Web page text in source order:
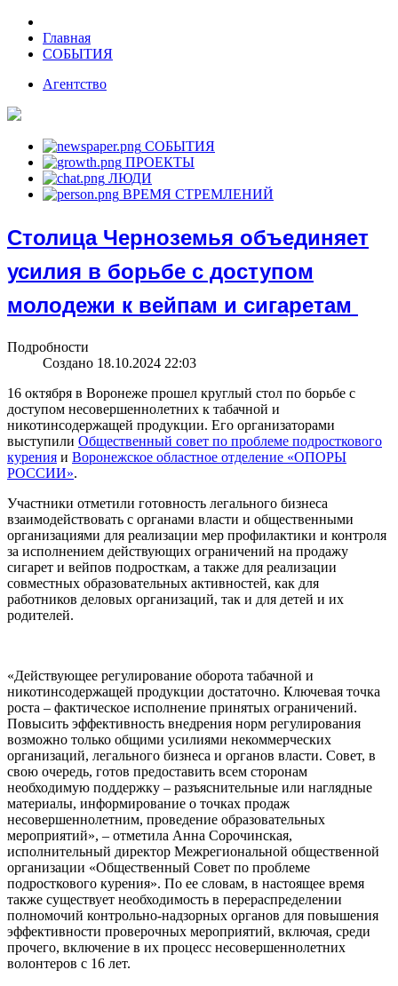
Главная
СОБЫТИЯ
Агентство
СОБЫТИЯ
ПРОЕКТЫ
ЛЮДИ
ВРЕМЯ СТРЕМЛЕНИЙ
Столица Черноземья объединяет
усилия в борьбе с доступом
молодежи к вейпам и сигаретам
Подробности
Создано 18.10.2024 22:03
16 октября в Воронеже прошел круглый стол по борьбе с
доступом несовершеннолетних к табачной и
никотинсодержащей продукции. Его организаторами
выступили Общественный совет по проблеме подросткового
курения и Воронежское областное отделение «ОПОРЫ
РОССИИ».
Участники отметили готовность легального бизнеса
взаимодействовать с органами власти и общественными
организациями для реализации мер профилактики и контроля
за исполнением действующих ограничений на продажу
сигарет и вейпов подросткам, а также для реализации
совместных образовательных активностей, как для
работников деловых организаций, так и для детей и их
родителей.
«Действующее регулирование оборота табачной и
никотинсодержащей продукции достаточно. Ключевая точка
роста – фактическое исполнение принятых ограничений.
Повысить эффективность внедрения норм регулирования
возможно только общими усилиями некоммерческих
организаций, легального бизнеса и органов власти. Совет, в
свою очередь, готов предоставить всем сторонам
необходимую поддержку – разъяснительные или наглядные
материалы, информирование о точках продаж
несовершеннолетним, проведение образовательных
мероприятий», – отметила Анна Сорочинская,
исполнительный директор Межрегиональной общественной
организации «Общественный Совет по проблеме
подросткового курения». По ее словам, в настоящее время
также существует необходимость в перераспределении
полномочий контрольно-надзорных органов для повышения
эффективности проверочных мероприятий, включая, среди
прочего, включение в их процесс несовершеннолетних
волонтеров с 16 лет.